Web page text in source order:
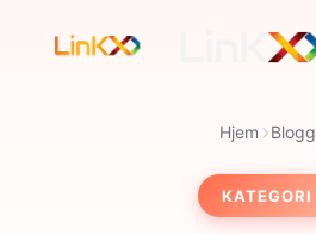
Hjem Blogg
KATEGORI